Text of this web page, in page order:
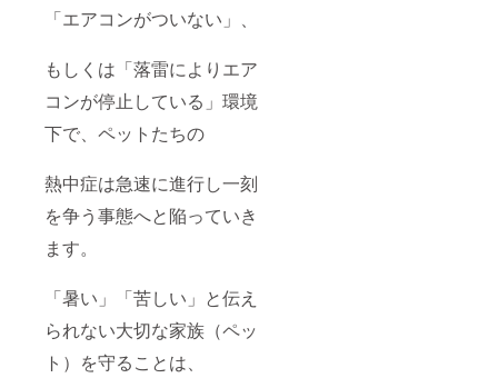
「エアコンがついない」、
もしくは「落雷によりエア
コンが停止している」環境
下で、ペットたちの
熱中症は急速に進行し一刻
を争う事態へと陥っていき
ます。
「暑い」「苦しい」と伝え
られない大切な家族（ペッ
ト）を守ることは、